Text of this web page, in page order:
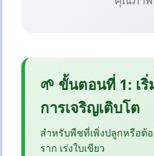
🌱 ขั้นตอนที่ 1: เริ่
การเจริญเติบโต
สำหรับพืชที่เพิ่งปลูกหรือต้อ
ราก เร่งใบเขียว